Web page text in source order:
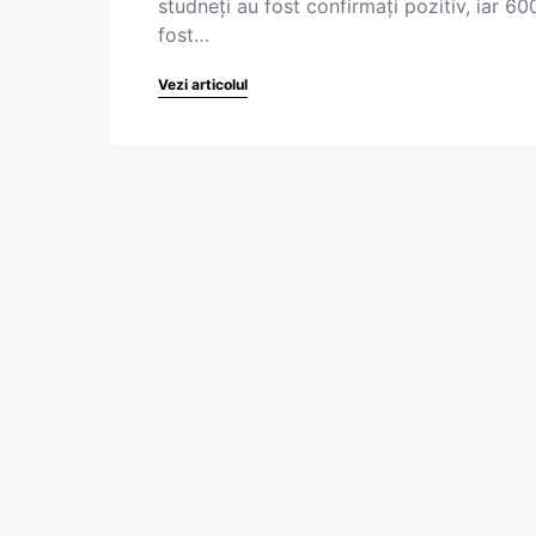
studneți au fost confirmați pozitiv, iar
fost…
Vezi articolul